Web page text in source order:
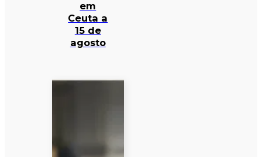
em
Ceuta a
15 de
agosto